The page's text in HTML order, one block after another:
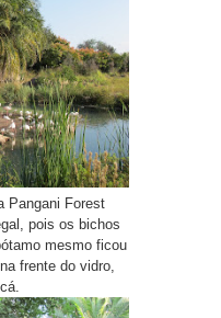
Pangani Forest
pois os bichos
mesmo ficou
frente do vidro,